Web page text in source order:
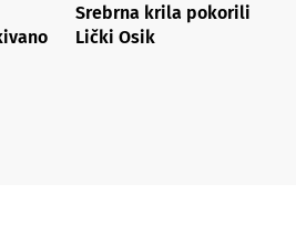
Srebrna krila pokorili
Lički Osik